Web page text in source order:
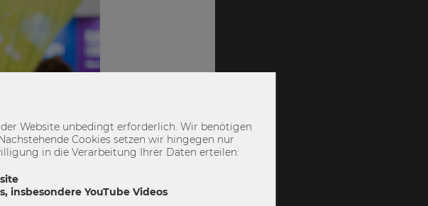
Website unbedingt erforderlich. Wir benötigen
Cookies setzen wir hingegen nur
in die Verarbeitung Ihrer Daten erteilen:
insbesondere YouTube Videos